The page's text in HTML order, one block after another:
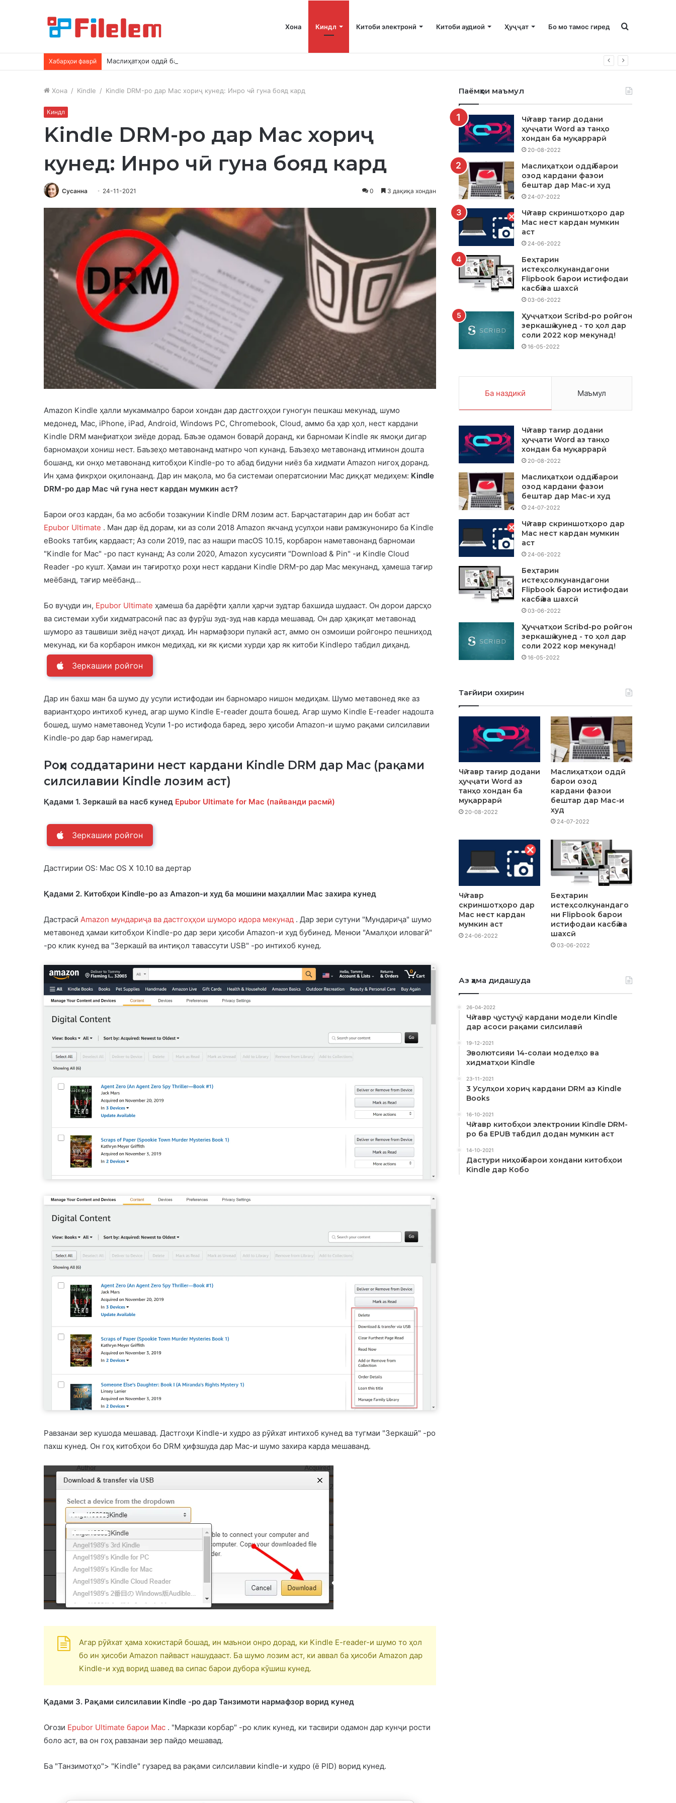
Хона Киндл Китоби электронӣ Китоби аудиоӣ Ҳуҷҷат Бо мо тамос гиред Ҷустуҷӯ
Хабарҳои фаврӣ Маслиҳатҳои оддӣ барои озод кардани фазои бештар дар Mac-и худ
Хона / Kindle / Kindle DRM-ро дар Mac хориҷ кунед: Инро чӣ гуна бояд кард
Киндл
Kindle DRM-ро дар Mac хориҷ
кунед: Инро чӣ гуна бояд кард
Сусанна 24-11-2021 0 3 дақиқа хондан
Amazon Kindle ҳалли мукаммалро барои хондан дар дастгоҳҳои гуногун пешкаш мекунад, шумо
медонед, Mac, iPhone, iPad, Android, Windows PC, Chromebook, Cloud, аммо ба ҳар ҳол, нест кардани
Kindle DRM манфиатҳои зиёде дорад. Баъзе одамон боварӣ доранд, ки барномаи Kindle як ямоқи дигар
барномаҳои хониш нест. Баъзеҳо метавонанд матнро чоп кунанд. Баъзеҳо метавонанд итминон дошта
бошанд, ки онҳо метавонанд китобҳои Kindle-ро то абад бидуни ниёз ба хидмати Amazon нигоҳ доранд.
Ин ҳама фикрҳои оқилонаанд. Дар ин мақола, мо ба системаи оператсионии Mac диққат медиҳем: Kindle
DRM-ро дар Mac чӣ гуна нест кардан мумкин аст?
Барои оғоз кардан, ба мо асбоби тозакунии Kindle DRM лозим аст. Барҷастатарин дар ин бобат аст
Epubor Ultimate . Ман дар ёд дорам, ки аз соли 2018 Amazon якчанд усулҳои нави рамзкунониро ба Kindle
eBooks татбиқ кардааст; Аз соли 2019, пас аз нашри macOS 10.15, корбарон наметавонанд барномаи
"Kindle for Mac" -ро паст кунанд; Аз соли 2020, Amazon хусусияти "Download & Pin" -и Kindle Cloud
Reader -ро кушт. Ҳамаи ин тағиротҳо роҳи нест кардани Kindle DRM-ро дар Mac мекунанд, ҳамеша тағир
меёбанд, тағир меёбанд…
Бо вуҷуди ин, Epubor Ultimate ҳамеша ба дарёфти ҳалли ҳарчи зудтар бахшида шудааст. Он дорои дарсҳо
ва системаи хуби хидматрасонӣ пас аз фурӯш зуд-зуд нав карда мешавад. Он дар ҳақиқат метавонад
шуморо аз ташвиши зиёд наҷот диҳад. Ин нармафзори пулакӣ аст, аммо он озмоиши ройгонро пешниҳод
мекунад, ки ба корбарон имкон медиҳад, ки як қисми хурди ҳар як китоби Kindleро табдил диҳанд.
Зеркашии ройгон
Дар ин бахш ман ба шумо ду усули истифодаи ин барномаро нишон медиҳам. Шумо метавонед яке аз
вариантҳоро интихоб кунед, агар шумо Kindle E-reader дошта бошед. Агар шумо Kindle E-reader надошта
бошед, шумо наметавонед Усули 1-ро истифода баред, зеро ҳисоби Amazon-и шумо рақами силсилавии
Kindle-ро дар бар намегирад.
Роҳи соддатарини нест кардани Kindle DRM дар Mac (рақами
силсилавии Kindle лозим аст)
Қадами 1. Зеркашӣ ва насб кунед Epubor Ultimate for Mac (пайванди расмӣ)
Зеркашии ройгон
Дастгирии OS: Mac OS X 10.10 ва дертар
Қадами 2. Китобҳои Kindle-ро аз Amazon-и худ ба мошини маҳаллии Mac захира кунед
Дастрасӣ Amazon мундариҷа ва дастгоҳҳои шуморо идора мекунад . Дар зери сутуни "Мундариҷа" шумо
метавонед ҳамаи китобҳои Kindle-ро дар зери ҳисоби Amazon-и худ бубинед. Менюи "Амалҳои иловагӣ"
-ро клик кунед ва "Зеркашӣ ва интиқол тавассути USB" -ро интихоб кунед.
Равзанаи зер кушода мешавад. Дастгоҳи Kindle-и худро аз рӯйхат интихоб кунед ва тугмаи "Зеркашӣ" -ро
пахш кунед. Он гоҳ китобҳои бо DRM ҳифзшуда дар Mac-и шумо захира карда мешаванд.
Агар рӯйхат ҳама хокистарӣ бошад, ин маънои онро дорад, ки Kindle E-reader-и шумо то ҳол
бо ин ҳисоби Amazon пайваст нашудааст. Ба шумо лозим аст, ки аввал ба ҳисоби Amazon дар
Kindle-и худ ворид шавед ва сипас барои дубора кӯшиш кунед.
Қадами 3. Рақами силсилавии Kindle -ро дар Танзимоти нармафзор ворид кунед
Оғози Epubor Ultimate барои Mac . "Маркази корбар" -ро клик кунед, ки тасвири одамон дар кунҷи рости
боло аст, ва он гоҳ равзанаи зер пайдо мешавад.
Ба "Танзимотҳо"> "Kindle" гузаред ва рақами силсилавии kindle-и худро (ё PID) ворид кунед.
Паёмҳои маъмул
Чӣ тавр тағир додани
ҳуҷҷати Word аз танҳо
хондан ба муқаррарӣ
20-08-2022
Маслиҳатҳои оддӣ барои
озод кардани фазои
бештар дар Mac-и худ
24-07-2022
Чӣ тавр скриншотҳоро дар
Mac нест кардан мумкин
аст
24-06-2022
Беҳтарин
истеҳсолкунандагони
Flipbook барои истифодаи
касбӣ ва шахсӣ
03-06-2022
Ҳуҷҷатҳои Scribd-ро ройгон
зеркашӣ кунед - то ҳол дар
соли 2022 кор мекунад!
16-05-2022
Ба наздикӣ Маъмул
Чӣ тавр тағир додани
ҳуҷҷати Word аз танҳо
хондан ба муқаррарӣ
20-08-2022
Маслиҳатҳои оддӣ барои
озод кардани фазои
бештар дар Mac-и худ
24-07-2022
Чӣ тавр скриншотҳоро дар
Mac нест кардан мумкин
аст
24-06-2022
Беҳтарин
истеҳсолкунандагони
Flipbook барои истифодаи
касбӣ ва шахсӣ
03-06-2022
Ҳуҷҷатҳои Scribd-ро ройгон
зеркашӣ кунед - то ҳол дар
соли 2022 кор мекунад!
16-05-2022
Тағйири охирин
Чӣ тавр тағир додани
ҳуҷҷати Word аз
танҳо хондан ба
муқаррарӣ
20-08-2022
Маслиҳатҳои оддӣ
барои озод
кардани фазои
бештар дар Mac-и
худ
24-07-2022
Чӣ тавр
скриншотҳоро дар
Mac нест кардан
мумкин аст
24-06-2022
Беҳтарин
истеҳсолкунандаго
ни Flipbook барои
истифодаи касбӣ ва
шахсӣ
03-06-2022
Аз ҳама дидашуда
26-04-2022
Чӣ тавр ҷустуҷӯ кардани модели Kindle
дар асоси рақами силсилавӣ
19-12-2021
Эволютсияи 14-солаи моделҳо ва
хидматҳои Kindle
23-11-2021
3 Усулҳои хориҷ кардани DRM аз Kindle
Books
16-10-2021
Чӣ тавр китобҳои электронии Kindle DRM-
ро ба EPUB табдил додан мумкин аст
14-10-2021
Дастури ниҳоӣ барои хондани китобҳои
Kindle дар Кобо